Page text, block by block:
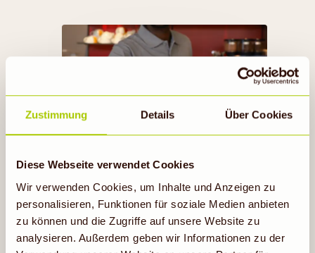
Zustimmung Details Über Cookies
Diese Webseite verwendet Cookies
Wir verwenden Cookies, um Inhalte und Anzeigen zu
personalisieren, Funktionen für soziale Medien anbieten
zu können und die Zugriffe auf unsere Website zu
analysieren. Außerdem geben wir Informationen zu der